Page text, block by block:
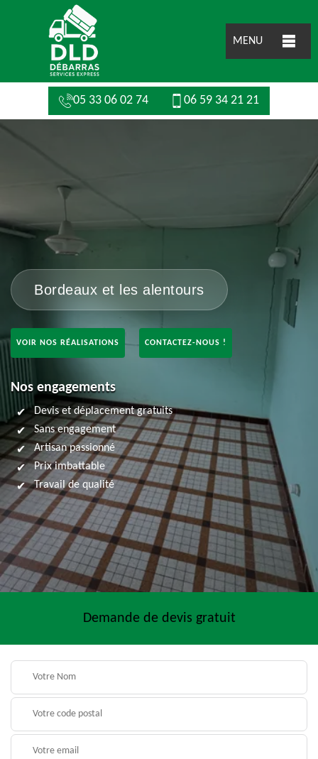
MENU
05 33 06 02 74 06 59 34 21 21
Bordeaux et les alentours
VOIR NOS RÉALISATIONS CONTACTEZ-NOUS !
Nos engagements
Devis et déplacement gratuits
Sans engagement
Artisan passionné
Prix imbattable
Travail de qualité
Demande de devis gratuit